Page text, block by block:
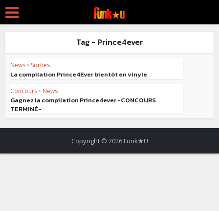
Tag - Prince4ever
News • Sorties
La compilation Prince4Ever bientôt en vinyle
Concours • News
Gagnez la compilation Prince4ever -CONCOURS
TERMINÉ-
Copyright © 2026 Funk★U